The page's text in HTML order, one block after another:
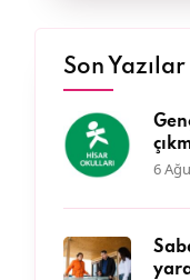
Son Yazılar
6